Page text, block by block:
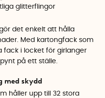
glitterflingor
det enkelt att hålla
Med kartongfack som
fack i locket för girlanger
på ett ställe.
med skydd
håller upp till 32 stora